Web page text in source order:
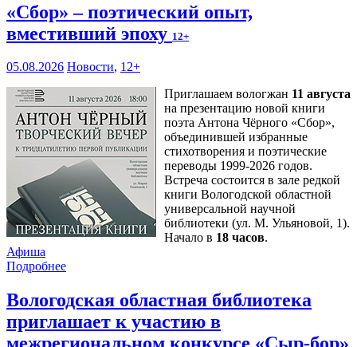
«Сбор» – поэтический опыт,
вместивший эпоху 12+
05.08.2026 Новости, 12+
Приглашаем вологжан 11 августа
на презентацию новой книги
поэта Антона Чёрного «Сбор»,
объединившей избранные
стихотворения и поэтические
переводы 1999-2026 годов.
Встреча состоится в зале редкой
книги Вологодской областной
универсальной научной
библиотеки (ул. М. Ульяновой, 1).
Начало в 18 часов.
Афиша
Подробнее
Вологодская областная библиотека
приглашает к участию в